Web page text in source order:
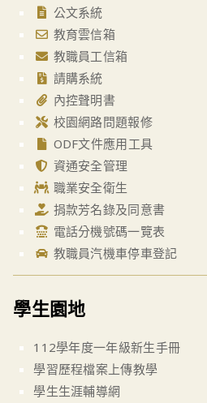
公文系統
教育雲信箱
教職員工信箱
請購系統
內控聲明書
校園網路問題報修
ODF文件應用工具
資通安全管理
職業安全衛生
捐款芳名錄及同意書
電話分機號碼一覽表
教職員汽機車停車登記
學生園地
112學年度一年級新生手冊
學習歷程檔案上傳教學
學生生涯輔導網